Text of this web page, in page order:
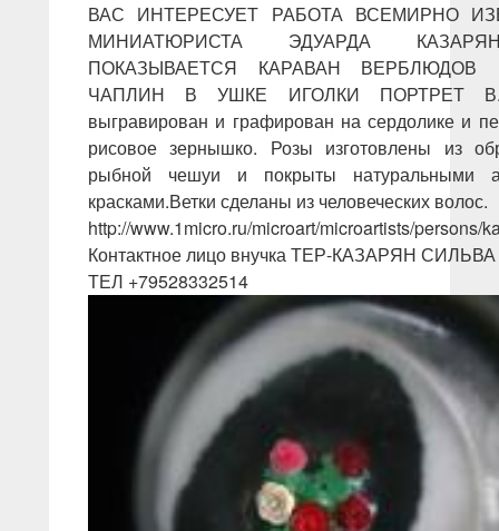
ВАС ИНТЕРЕСУЕТ РАБОТА ВСЕМИРНО
МИНИАТЮРИСТА ЭДУАРДА
ПОКАЗЫВАЕТСЯ КАРАВАН
ЧАПЛИН В УШКЕ ИГОЛКИ ПОРТРЕТ
выгравирован и графирован на сердолике и
рисовое зернышко. Розы изготовлены из
рыбной чешуи и покрыты натуральными
красками.Ветки сделаны из человеческих волос.
http://www.1micro.ru/microart/microartists/persons/
Контактное лицо внучка ТЕР-КАЗАРЯН СИЛЬВА
ТЕЛ +79528332514